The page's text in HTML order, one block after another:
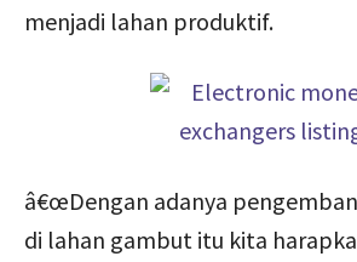
menjadi lahan produktif.
â€œDengan adanya
di lahan gambut itu kita